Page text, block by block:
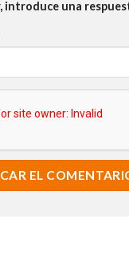
introduce una